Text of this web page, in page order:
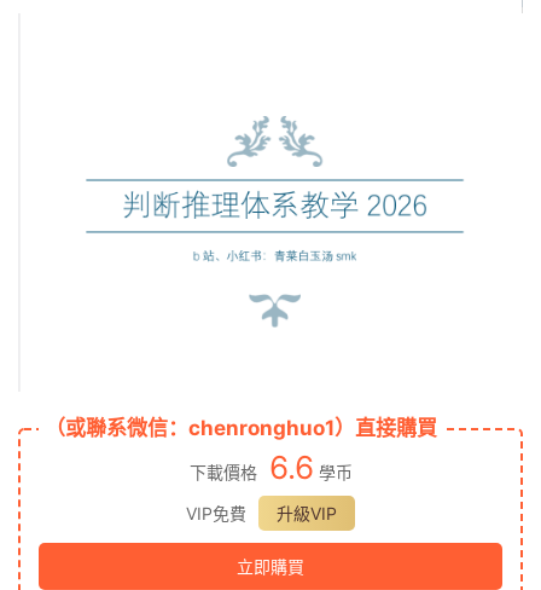
（或聯系微信：chenronghuo1）直接購買
下載價格 6.6 學币
VIP免費
升級VIP
立即購買